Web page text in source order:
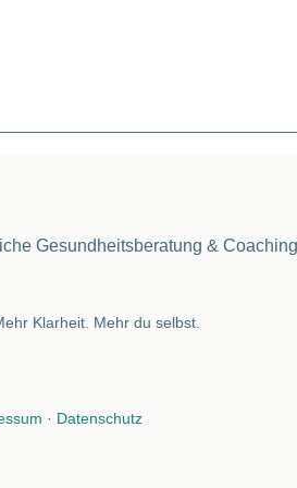
Gesundheitsberatung & Coaching
Klarheit. Mehr du selbst.
· Datenschutz